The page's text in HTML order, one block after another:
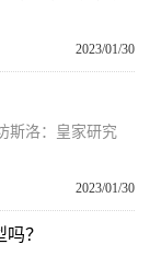
2023/01/30
斯洛：皇家研究
2023/01/30
？